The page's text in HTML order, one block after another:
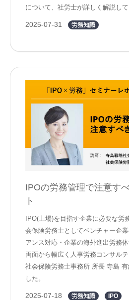
について、社労士が詳しく解説して
2025-07-31 労務知識
IPOの労務管理で注意す
ト
IPO(上場)を目指す企業に必要な労
会保険労務士としてベンチャー企
アンス対応・企業の海外進出労務
両面から幅広く人事労務コンサル
社会保険労務士事務所 所長 寺島
した。
2025-07-18 労務知識 IPO